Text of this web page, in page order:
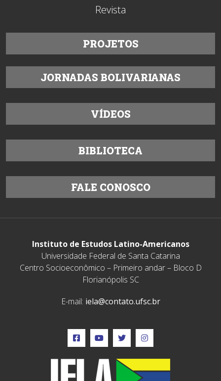
Revista
PROJETOS
JORNADAS BOLIVARIANAS
VÍDEOS
BIBLIOTECA
FALE CONOSCO
Instituto de Estudos Latino-Americanos
Universidade Federal de Santa Catarina
Centro Socioeconômico – Primeiro andar – Bloco D
Florianópolis SC
E-mail: iela@contato.ufsc.br